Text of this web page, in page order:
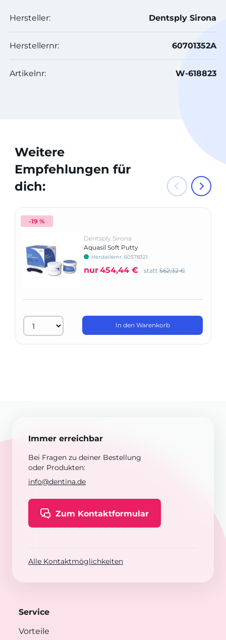
Hersteller: Dentsply Sirona
Herstellernr: 60701352A
Artikelnr: W-618823
Weitere
Empfehlungen für
dich:
-19 %
Dentsply Sirona
Aquasil Soft Putty
Herstellernr: 60578321
nur454,44 € statt 562,32 €
In den Warenkorb
Immer erreichbar
Bei Fragen zu deiner Bestellung
oder Produkten:
info@dentina.de
Zum Kontaktformular
Alle Kontaktmöglichkeiten
Service
Vorteile